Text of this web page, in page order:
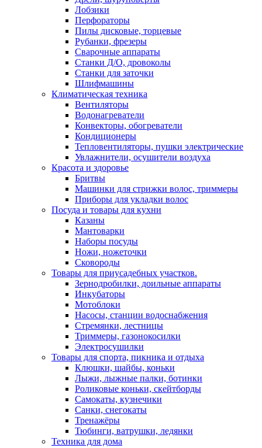
Лобзики
Перфораторы
Пилы дисковые, торцевые
Рубанки, фрезеры
Сварочные аппараты
Станки Д/О, дровоколы
Станки для заточки
Шлифмашины
Климатическая техника
Вентиляторы
Водонагреватели
Конвекторы, обогреватели
Кондиционеры
Тепловентиляторы, пушки электрические
Увлажнители, осушители воздуха
Красота и здоровье
Бритвы
Машинки для стрижки волос, триммеры
Приборы для укладки волос
Посуда и товары для кухни
Казаны
Мантоварки
Наборы посуды
Ножи, ножеточки
Сковороды
Товары для приусадебных участков.
Зернодробилки, доильные аппараты
Инкубаторы
Мотоблоки
Насосы, станции водоснабжения
Стремянки, лестницы
Триммеры, газонокосилки
Электросушилки
Товары для спорта, пикника и отдыха
Клюшки, шайбы, коньки
Лыжи, лыжные палки, ботинки
Роликовые коньки, скейтборды
Самокаты, кузнечики
Санки, снегокаты
Тренажёры
Тюбинги, ватрушки, ледянки
Техника для дома